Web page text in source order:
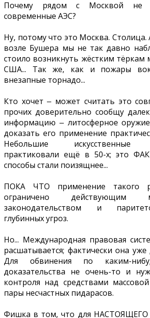
Почему рядом с Москвой не
современные АЭС?
Ну, потому что это Москва. Столица.
возле Бушера мы не так давно
стоило возникнуть жёстким
США... Так же, как и пожары
внезапные торнадо...
Кто хочет ‒ может считать это
прочих доверительно сообщу
информацию ‒ литосферное
доказать его применение
Небольшие искусственные
практиковали ещё в 50-х; это
способы стали поизящнее...
ПОКА ЧТО применение такого
ограничено действующим
законодательством и
глубинных угроз.
Но... Международная правовая
расшатывается; фактически она
Для обвинения по каким-
доказательства не очень-то и
контроля над средствами
пары несчастных пидарасов.
Фишка в том, что для НАСТОЯЩЕГО